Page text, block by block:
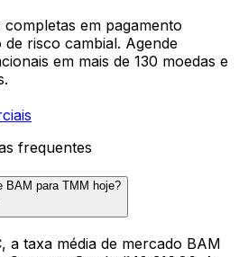
em pagamento
risco cambial. Agende
em mais de 130 moedas e
frequentes
BAM para TMM hoje?
a taxa média de mercado BAM